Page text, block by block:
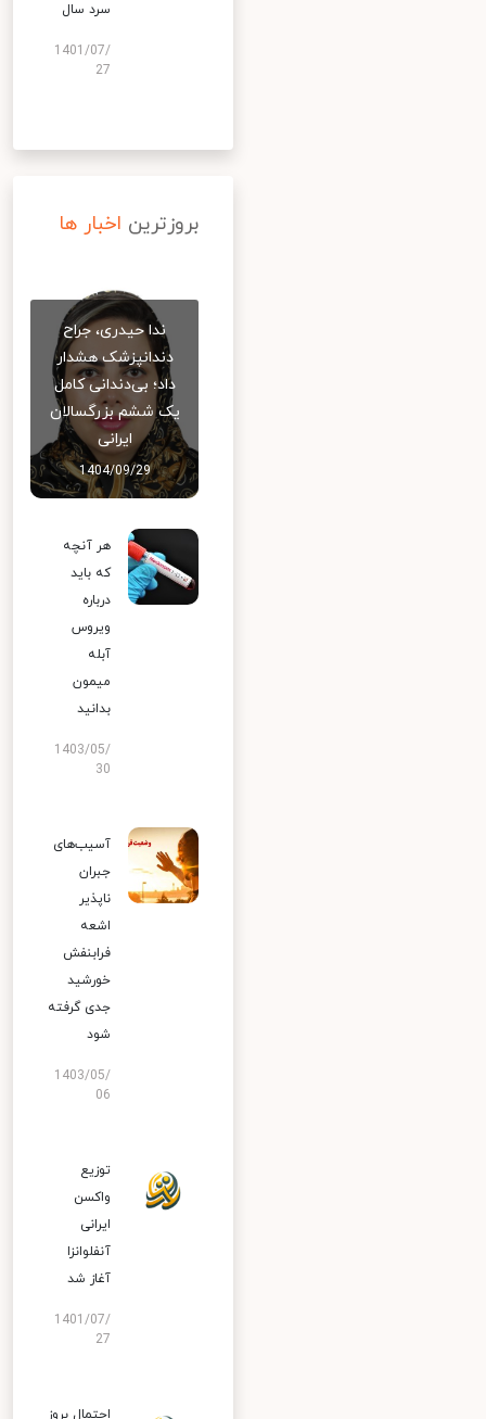
سرد سال
1401/07/
27
بروزترین اخبار ها
ندا حیدری، جراح
دندانپزشک هشدار
داد؛ بی‌دندانی کامل
یک ششم بزرگسالان
ایرانی
1404/09/29
هر آنچه
که باید
درباره
ویروس
آبله
میمون
بدانید
1403/05/
30
آسیب‌های
جبران
ناپذیر
اشعه
فرابنفش
خورشید
جدی گرفته
شود
1403/05/
06
توزیع
واکسن
ایرانی
آنفلوانزا
آغاز شد
1401/07/
27
احتمال بروز